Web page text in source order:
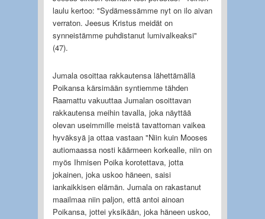
laulu kertoo: "Sydämessämme nyt on ilo aivan
verraton. Jeesus Kristus meidät on
synneistämme puhdistanut lumivalkeaksi"
(47).
Jumala osoittaa rakkautensa lähettämällä
Poikansa kärsimään syntiemme tähden
Raamattu vakuuttaa Jumalan osoittavan
rakkautensa meihin tavalla, joka näyttää
olevan useimmille meistä tavattoman vaikea
hyväksyä ja ottaa vastaan "Niin kuin Mooses
autiomaassa nosti käärmeen korkealle, niin on
myös Ihmisen Poika korotettava, jotta
jokainen, joka uskoo häneen, saisi
iankaikkisen elämän. Jumala on rakastanut
maailmaa niin paljon, että antoi ainoan
Poikansa, jottei yksikään, joka häneen uskoo,